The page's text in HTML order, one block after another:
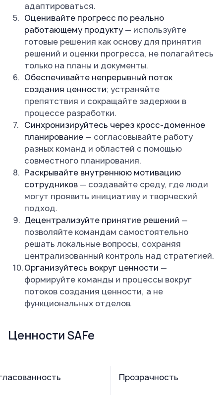
адаптироваться.
Оценивайте прогресс по реально
работающему продукту — используйте
готовые решения как основу для принятия
решений и оценки прогресса, не полагайтесь
только на планы и документы.
Обеспечивайте непрерывный поток
создания ценности; устраняйте
препятствия и сокращайте задержки в
процессе разработки.
Синхронизируйтесь через кросс-доменное
планирование — согласовывайте работу
разных команд и областей с помощью
совместного планирования.
Раскрывайте внутреннюю мотивацию
сотрудников — создавайте среду, где люди
могут проявить инициативу и творческий
подход.
Децентрализуйте принятие решений —
позволяйте командам самостоятельно
решать локальные вопросы, сохраняя
централизованный контроль над стратегией.
Организуйтесь вокруг ценности —
формируйте команды и процессы вокруг
потоков создания ценности, а не
функциональных отделов.
Ценности SAFe
Прозрачность